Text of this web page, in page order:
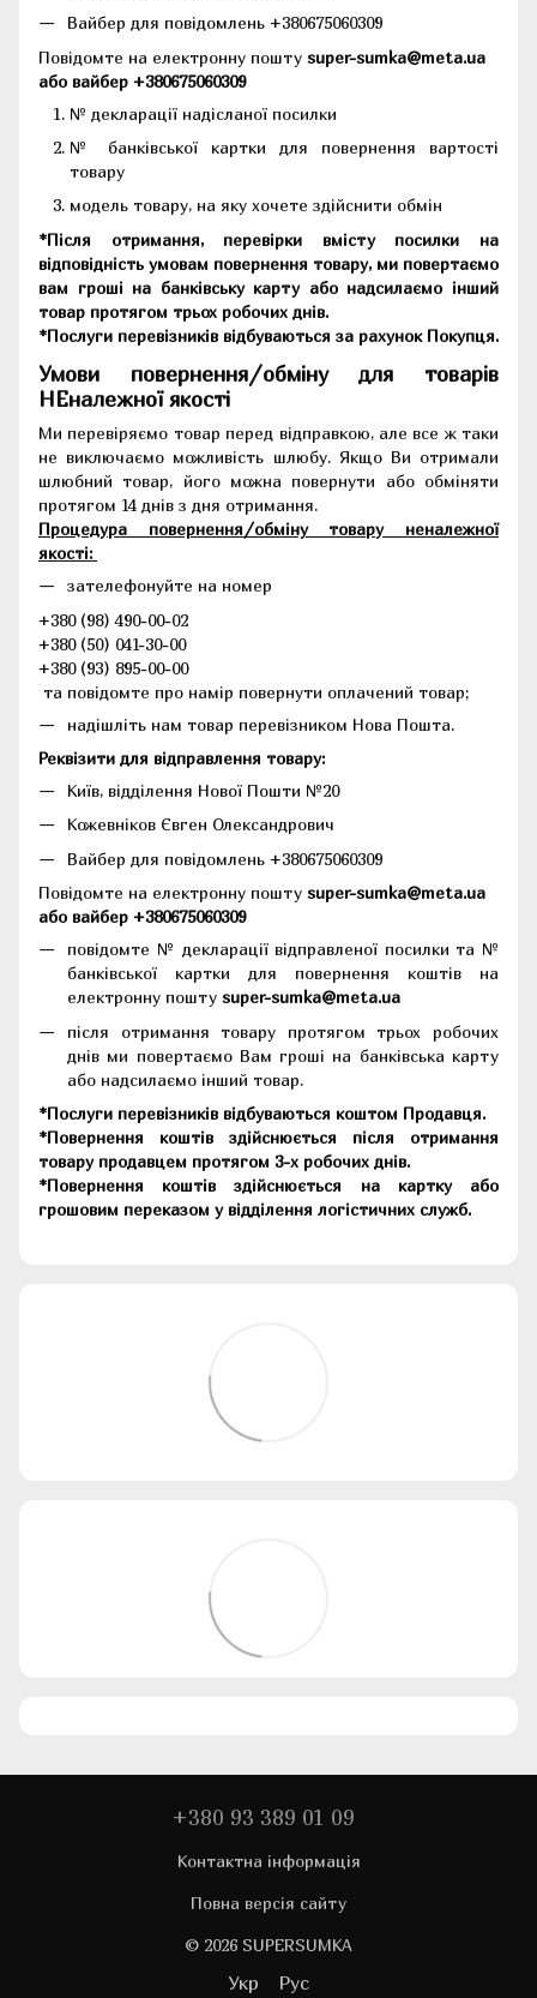
Вайбер для повідомлень +380675060309
Повідомте на електронну пошту super-sumka@meta.ua
або вайбер +380675060309
№ декларації надісланої посилки
№ банківської картки для повернення вартості
товару
модель товару, на яку хочете здійснити обмін
*Після отримання, перевірки вмісту посилки на
відповідність умовам повернення товару, ми повертаємо
вам гроші на банківську карту або надсилаємо інший
товар протягом трьох робочих днів.
*Послуги перевізників відбуваються за рахунок Покупця.
Умови повернення/обміну для товарів
НЕналежної якості
Ми перевіряємо товар перед відправкою, але все ж таки
не виключаємо можливість шлюбу. Якщо Ви отримали
шлюбний товар, його можна повернути або обміняти
протягом 14 днів з дня отримання.
Процедура повернення/обміну товару неналежної
якості:
зателефонуйте на номер
+380 (98) 490-00-02
+380 (50) 041-30-00
+380 (93) 895-00-00
та повідомте про намір повернути оплачений товар;
надішліть нам товар перевізником Нова Пошта.
Реквізити для відправлення товару:
Київ, відділення Нової Пошти №20
Кожевніков Євген Олександрович
Вайбер для повідомлень +380675060309
Повідомте на електронну пошту super-sumka@meta.ua
або вайбер +380675060309
повідомте № декларації відправленої посилки та №
банківської картки для повернення коштів на
електронну пошту super-sumka@meta.ua
після отримання товару протягом трьох робочих
днів ми повертаємо Вам гроші на банківська карту
або надсилаємо інший товар.
*Послуги перевізників відбуваються коштом Продавця.
*Повернення коштів здійснюється після отримання
товару продавцем протягом 3-х робочих днів.
*Повернення коштів здійснюється на картку або
грошовим переказом у відділення логістичних служб.
+380 93 389 01 09
Контактна інформація
Повна версія сайту
© 2026 SUPERSUMKA
Укр Рус